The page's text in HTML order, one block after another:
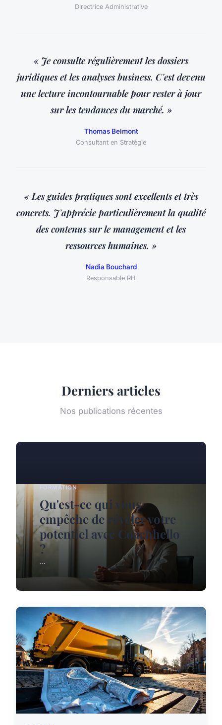
Directrice Administrative
« Je consulte régulièrement les dossiers
juridiques et les analyses business. C'est devenu
une lecture incontournable pour rester à jour
sur les tendances du marché. »
Thomas Belmont
Consultant en Stratégie
« Les guides pratiques sont excellents et très
concrets. J'apprécie particulièrement la qualité
des contenus sur le management et les
ressources humaines. »
Nadia Bouchard
Responsable RH
Derniers articles
Nos publications récentes
FORMATION
Qu'est-ce qui vous
empêche de révéler votre
potentiel avec Coachhello
?
...